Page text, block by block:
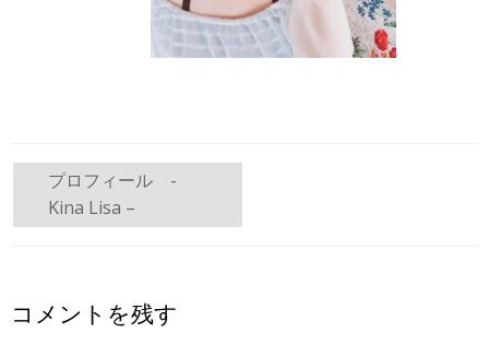
稿
ビ
プロフィール -
Kina Lisa –
コメントを残す